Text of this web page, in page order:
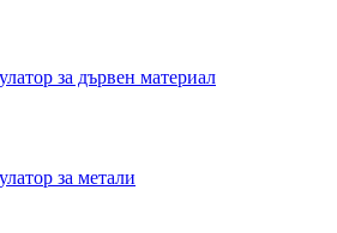
за дървен материал
за метали